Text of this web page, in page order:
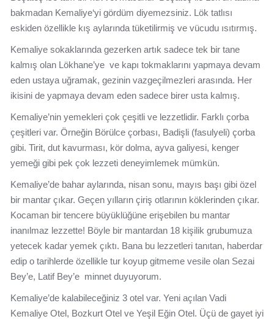
bakmadan Kemaliye‘yi gördüm diyemezsiniz. Lök tatlısı
eskiden özellikle kış aylarında tüketilirmiş ve vücudu ısıtırmış.
Kemaliye sokaklarında gezerken artık sadece tek bir tane
kalmış olan Lökhane’ye ve kapı tokmaklarını yapmaya devam
eden ustaya uğramak, gezinin vazgeçilmezleri arasında. Her
ikisini de yapmaya devam eden sadece birer usta kalmış.
Kemaliye’nin yemekleri çok çeşitli ve lezzetlidir. Farklı çorba
çeşitleri var. Örneğin Börülce çorbası, Badişli (fasulyeli) çorba
gibi. Tirit, dut kavurması, kör dolma, ayva galiyesi, kenger
yemeği gibi pek çok lezzeti deneyimlemek mümkün.
Kemaliye’de bahar aylarında, nisan sonu, mayıs başı gibi özel
bir mantar çıkar. Geçen yılların çiriş otlarının köklerinden çıkar.
Kocaman bir tencere büyüklüğüne erişebilen bu mantar
inanılmaz lezzette! Böyle bir mantardan 18 kişilik grubumuza
yetecek kadar yemek çıktı. Bana bu lezzetleri tanıtan, haberdar
edip o tarihlerde özellikle tur koyup gitmeme vesile olan Sezai
Bey’e, Latif Bey’e minnet duyuyorum.
Kemaliye’de kalabileceğiniz 3 otel var. Yeni açılan Vadi
Kemaliye Otel, Bozkurt Otel ve Yeşil Eğin Otel. Üçü de gayet iyi